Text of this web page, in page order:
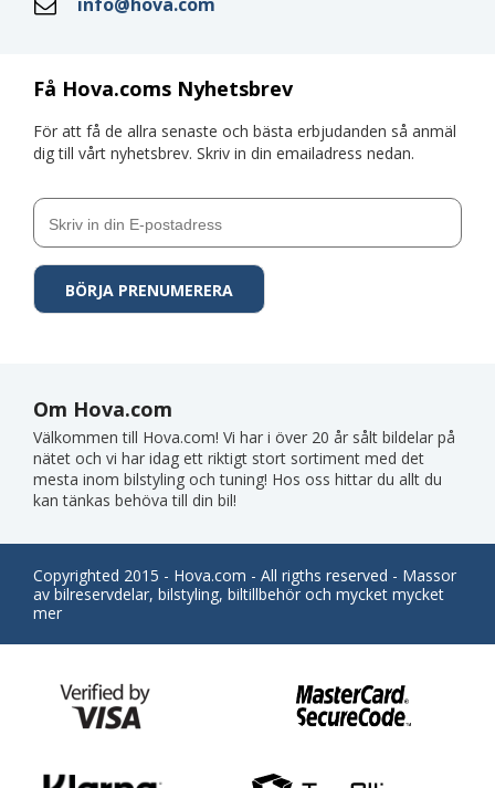
Få Hova.coms Nyhetsbrev
För att få de allra senaste och bästa erbjudanden så anmäl
dig till vårt nyhetsbrev. Skriv in din emailadress nedan.
Om Hova.com
Välkommen till Hova.com! Vi har i över 20 år sålt bildelar på
nätet och vi har idag ett riktigt stort sortiment med det
mesta inom bilstyling och tuning! Hos oss hittar du allt du
kan tänkas behöva till din bil!
Copyrighted 2015 - Hova.com - All rigths reserved - Massor
av bilreservdelar, bilstyling, biltillbehör och mycket mycket
mer